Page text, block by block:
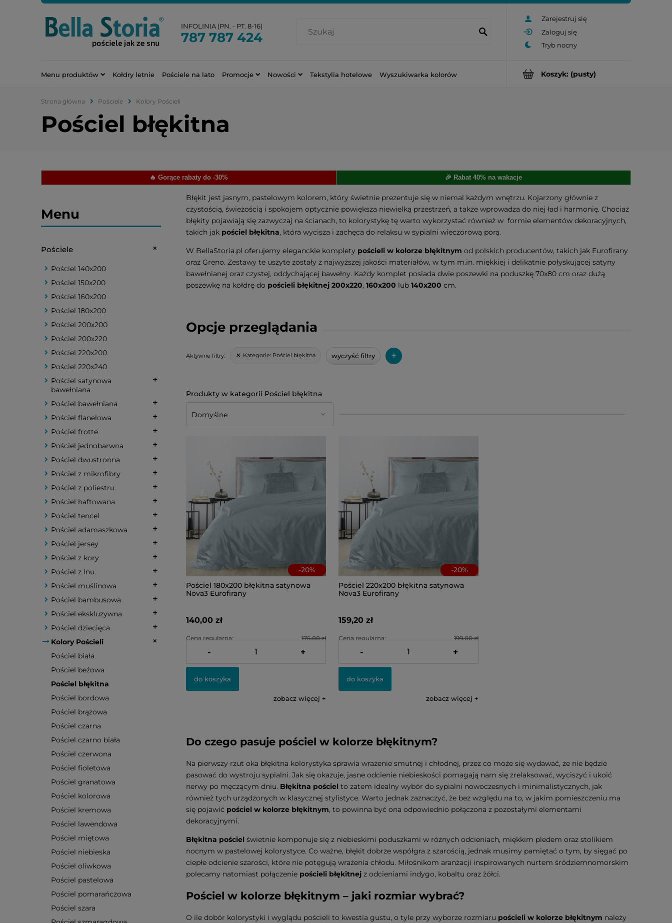
Zarejestruj się
Zaloguj się
INFOLINIA (PN. - PT. 8-16)
787 787 424
Koszyk: (pusty)
Menu produktów Kołdry letnie Pościele na lato Promocje Nowości Tekstylia hotelowe Wyszukiwarka kolorów
Strona główna Pościele Kolory Pościeli
Pościel błękitna
🔥 Gorące rabaty do -30% 🎉 Rabat 40% na wakacje
Menu
Pościele
Pościel 140x200
Pościel 150x200
Pościel 160x200
Pościel 180x200
Pościel 200x200
Pościel 200x220
Pościel 220x200
Pościel 220x240
Pościel satynowa
bawełniana
Pościel bawełniana
Pościel flanelowa
Pościel frotte
Pościel jednobarwna
Pościel dwustronna
Pościel z mikrofibry
Pościel z poliestru
Pościel haftowana
Pościel tencel
Pościel adamaszkowa
Pościel jersey
Pościel z kory
Pościel z lnu
Pościel muślinowa
Pościel bambusowa
Pościel ekskluzywna
Pościel dziecięca
Kolory Pościeli
Pościel biała
Pościel beżowa
Pościel błękitna
Pościel bordowa
Pościel brązowa
Pościel czarna
Pościel czarno biała
Pościel czerwona
Pościel fioletowa
Pościel granatowa
Pościel kolorowa
Pościel kremowa
Pościel lawendowa
Pościel miętowa
Pościel niebieska
Pościel oliwkowa
Pościel pastelowa
Pościel pomarańczowa
Pościel szara
Opcje przeglądania
Aktywne filtry: Kategorie: Pościel błękitna wyczyść filtry +
Błękit jest jasnym, pastelowym kolorem, który świetnie prezentuje się w niemal każdym wnętrzu. Kojarzony głównie z
czystością, świeżością i spokojem optycznie powiększa niewielką przestrzeń, a także wprowadza do niej ład i harmonię. Chociaż
błękity pojawiają się zazwyczaj na ścianach, to kolorystykę tę warto wykorzystać również w formie elementów dekoracyjnych,
takich jak pościel błękitna, która wycisza i zachęca do relaksu w sypialni wieczorową porą.
W BellaStoria.pl oferujemy eleganckie komplety pościeli w kolorze błękitnym od polskich producentów, takich jak Eurofirany
oraz Greno. Zestawy te uszyte zostały z najwyższej jakości materiałów, w tym m.in. miękkiej i delikatnie połyskującej satyny
bawełnianej oraz czystej, oddychającej bawełny. Każdy komplet posiada dwie poszewki na poduszkę 70x80 cm oraz dużą
poszewkę na kołdrę do pościeli błękitnej 200x220, 160x200 lub 140x200 cm.
Pościel błękitna
-20%
Pościel 180x200 błękitna satynowa
Nova3 Eurofirany
140,00 zł
Cena regularna: 175,00 zł
Najniższa cena: 140,00 zł
- +
do koszyka
zobacz więcej
-20%
Pościel 220x200 błękitna satynowa
Nova3 Eurofirany
159,20 zł
Cena regularna: 199,00 zł
Najniższa cena: 159,20 zł
- +
do koszyka
zobacz więcej
Do czego pasuje pościel w kolorze błękitnym?
Na pierwszy rzut oka błękitna kolorystyka sprawia wrażenie smutnej i chłodnej, przez co może się wydawać, że nie będzie
pasować do wystroju sypialni. Jak się okazuje, jasne odcienie niebieskości pomagają nam się zrelaksować, wyciszyć i ukoić
nerwy po męczącym dniu. Błękitna pościel to zatem idealny wybór do sypialni nowoczesnych i minimalistycznych, jak
również tych urządzonych w klasycznej stylistyce. Warto jednak zaznaczyć, że bez względu na to, w jakim pomieszczeniu ma
się pojawić pościel w kolorze błękitnym, to powinna być ona odpowiednio połączona z pozostałymi elementami
dekoracyjnymi.
Błękitna pościel świetnie komponuje się z niebieskimi poduszkami w różnych odcieniach, miękkim pledem oraz stolikiem
nocnym w pastelowej kolorystyce. Co ważne, błękit dobrze współgra z szarością, jednak musimy pamiętać o tym, by sięgać po
ciepłe odcienie szarości, które nie potęgują wrażenia chłodu. Miłośnikom aranżacji inspirowanych nurtem śródziemnomorskim
polecamy natomiast połączenie pościeli błękitnej z odcieniami indygo, kobaltu oraz żółci.
Pościel w kolorze błękitnym – jaki rozmiar wybrać?
O ile dobór kolorystyki i wyglądu pościeli to kwestia gustu, o tyle przy wyborze rozmiaru pościeli w kolorze błękitnym należy